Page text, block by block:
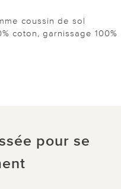
coussin de sol
coton, garnissage 100%
pour se